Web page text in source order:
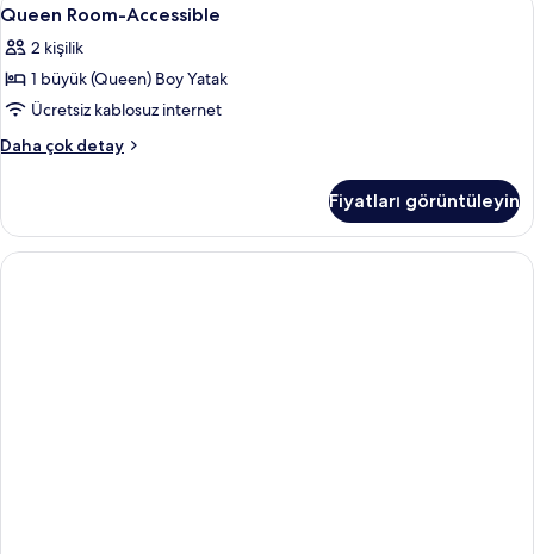
Yatak
daha
fazla
detay
Room-
Accessible
için
tüm
fotoğrafları
1
Queen Room-Accessible
2 kişilik
1 büyük (Queen) Boy Yatak
Ücretsiz kablosuz internet
Daha çok detay
Queen
daha
fazla
detay
Fiyatları görüntüleyin